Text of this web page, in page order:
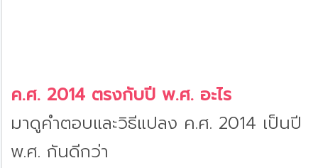
ค.ศ. 2014 ตรงกับปี พ.ศ. อะไร
มาดูคำตอบและวิธีแปลง ค.ศ. 2014 เป็นปี
พ.ศ. กันดีกว่า